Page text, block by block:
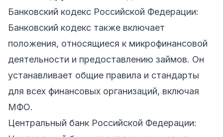
Банковский кодекс Российской Федерации:
Банковский кодекс также включает
положения, относящиеся к микрофинансовой
деятельности и предоставлению займов. Он
устанавливает общие правила и стандарты
для всех финансовых организаций, включая
МФО.
Центральный банк Российской Федерации: